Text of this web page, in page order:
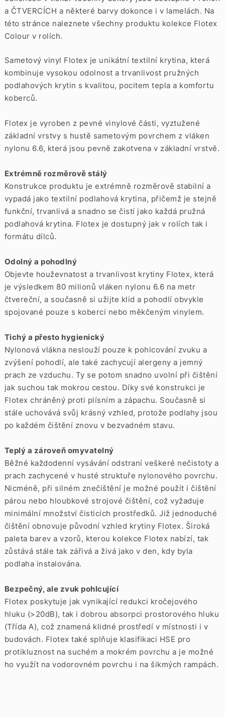
a ČTVERCÍCH a některé barvy dokonce i v lamelách. Na
této stránce naleznete všechny produktu kolekce Flotex
Colour v rolích.
Sametový vinyl Flotex je unikátní textilní krytina, která
kombinuje vysokou odolnost a trvanlivost pružných
podlahových krytin s kvalitou, pocitem tepla a komfortu
koberců.
Flotex je vyroben z pevné vinylové části, vyztužené
základní vrstvy s hustě sametovým povrchem z vláken
nylonu 6.6, která jsou pevně zakotvena v základní vrstvě.
Extrémně rozměrově stálý
Konstrukce produktu je extrémně rozměrově stabilní a
vypadá jako textilní podlahová krytina, přičemž je stejně
funkční, trvanlivá a snadno se čistí jako každá pružná
podlahová krytina. Flotex je dostupný jak v rolích tak i
formátu dílců.
Odolný a pohodlný
Objevte houževnatost a trvanlivost krytiny Flotex, která
je výsledkem 80 milionů vláken nylonu 6.6 na metr
čtvereční, a současně si užijte klid a pohodlí obvykle
spojované pouze s koberci nebo měkčeným vinylem.
Tichý a přesto hygienický
Nylonová vlákna neslouží pouze k pohlcování zvuku a
zvýšení pohodlí, ale také zachycují alergeny a jemný
prach ze vzduchu. Ty se potom snadno uvolní při čištění
jak suchou tak mokrou cestou. Díky své konstrukci je
Flotex chráněný proti plísním a zápachu. Současně si
stále uchovává svůj krásný vzhled, protože podlahy jsou
po každém čištění znovu v bezvadném stavu.
Teplý a zároveň omyvatelný
Běžné každodenní vysávání odstraní veškeré nečistoty a
prach zachycené v husté struktuře nylonového povrchu.
Nicméně, při silném znečištění je možné použít i čištění
párou nebo hloubkové strojové čištění, což vyžaduje
minimální množství čisticích prostředků. Již jednoduché
čištění obnovuje původní vzhled krytiny Flotex. Široká
paleta barev a vzorů, kterou kolekce Flotex nabízí, tak
zůstává stále tak zářivá a živá jako v den, kdy byla
podlaha instalována.
Bezpečný, ale zvuk pohlcující
Flotex poskytuje jak vynikající redukci kročejového
hluku (>20dB), tak i dobrou absorpci prostorového hluku
(Třída A), což znamená klidné prostředí v místnosti i v
budovách. Flotex také splňuje klasifikaci HSE pro
protikluznost na suchém a mokrém povrchu a je možné
ho využít na vodorovném povrchu i na šikmých rampách.